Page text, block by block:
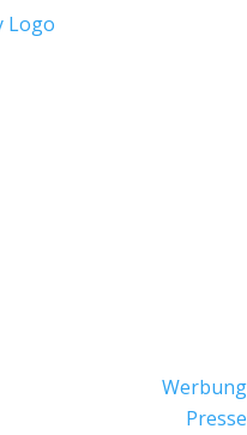
Werbung
Presse